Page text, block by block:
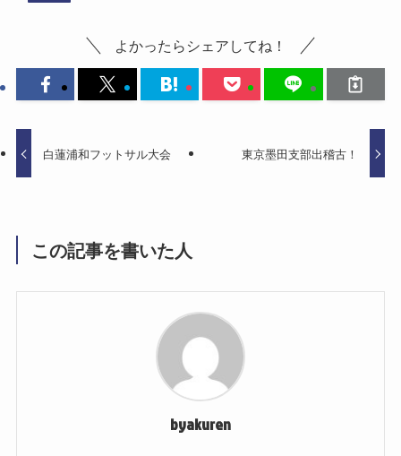
よかったらシェアしてね！
白蓮浦和フットサル大会 東京墨田支部出稽古！
この記事を書いた人
byakuren